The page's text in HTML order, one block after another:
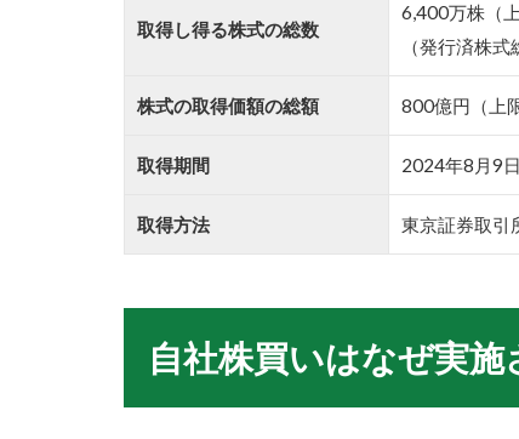
取得し得る株式の総数
6,400万株（上
（発行済株
株式の取得価額の総額 800億円（上限
取得期間 2024年8月9
取得方法 東京証券取引
自社株買いはなぜ実施